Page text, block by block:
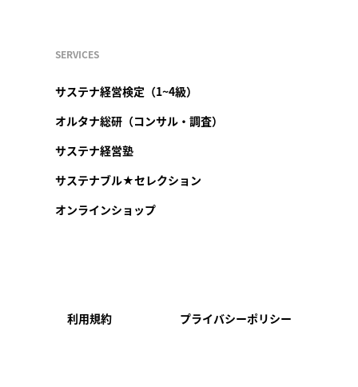
SERVICES
サステナ経営検定（1~4級）
オルタナ総研（コンサル・調査）
サステナ経営塾
サステナブル★セレクション
オンラインショップ
利用規約 プライバシーポリシー